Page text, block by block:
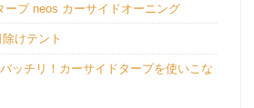
ープ neos カーサイドオーニング
けテント
ッチリ！カーサイドタープを使いこな